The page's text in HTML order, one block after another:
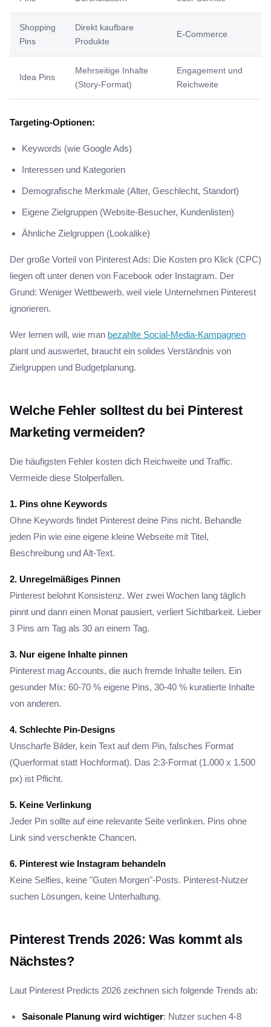
Shopping
Pins
Direkt kaufbare
Produkte
E-Commerce
Idea Pins
Mehrseitige Inhalte
(Story-Format)
Engagement und
Reichweite
Targeting-Optionen:
Keywords (wie Google Ads)
Interessen und Kategorien
Demografische Merkmale (Alter, Geschlecht, Standort)
Eigene Zielgruppen (Website-Besucher, Kundenlisten)
Ähnliche Zielgruppen (Lookalike)
Der große Vorteil von Pinterest Ads: Die Kosten pro Klick (CPC)
liegen oft unter denen von Facebook oder Instagram. Der
Grund: Weniger Wettbewerb, weil viele Unternehmen Pinterest
ignorieren.
Wer lernen will, wie man bezahlte Social-Media-Kampagnen
plant und auswertet, braucht ein solides Verständnis von
Zielgruppen und Budgetplanung.
Welche Fehler solltest du bei Pinterest
Marketing vermeiden?
Die häufigsten Fehler kosten dich Reichweite und Traffic.
Vermeide diese Stolperfallen.
1. Pins ohne Keywords
Ohne Keywords findet Pinterest deine Pins nicht. Behandle
jeden Pin wie eine eigene kleine Webseite mit Titel,
Beschreibung und Alt-Text.
2. Unregelmäßiges Pinnen
Pinterest belohnt Konsistenz. Wer zwei Wochen lang täglich
pinnt und dann einen Monat pausiert, verliert Sichtbarkeit. Lieber
3 Pins am Tag als 30 an einem Tag.
3. Nur eigene Inhalte pinnen
Pinterest mag Accounts, die auch fremde Inhalte teilen. Ein
gesunder Mix: 60-70 % eigene Pins, 30-40 % kuratierte Inhalte
von anderen.
4. Schlechte Pin-Designs
Unscharfe Bilder, kein Text auf dem Pin, falsches Format
(Querformat statt Hochformat). Das 2:3-Format (1.000 x 1.500
px) ist Pflicht.
5. Keine Verlinkung
Jeder Pin sollte auf eine relevante Seite verlinken. Pins ohne
Link sind verschenkte Chancen.
6. Pinterest wie Instagram behandeln
Keine Selfies, keine "Guten Morgen"-Posts. Pinterest-Nutzer
suchen Lösungen, keine Unterhaltung.
Pinterest Trends 2026: Was kommt als
Nächstes?
Laut Pinterest Predicts 2026 zeichnen sich folgende Trends ab:
Saisonale Planung wird wichtiger: Nutzer suchen 4-8